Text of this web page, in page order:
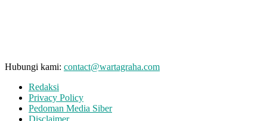
Hubungi kami: contact@wartagraha.com
Redaksi
Privacy Policy
Pedoman Media Siber